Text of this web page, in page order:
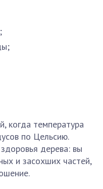
когда температура
по Цельсию.
дерева: вы
и засохших частей,